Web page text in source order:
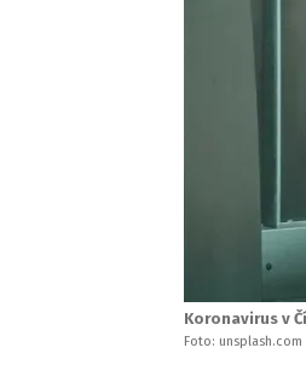
Koronavirus v
Foto: unsplash.com